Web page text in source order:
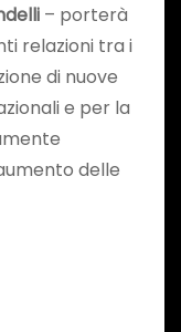
– porterà
relazioni tra i
di nuove
e per la
delle